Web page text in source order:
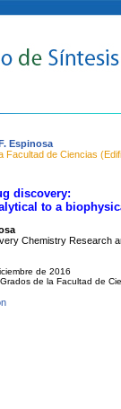
Espinosa
Facultad de Ciencias
discovery:
to a
Chemistry Research
de 2016
de la Facultad de